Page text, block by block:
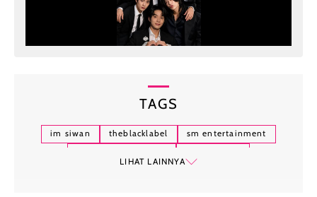
TAGS
im siwan theblacklabel
sm entertainment
LIHAT LAINNYA